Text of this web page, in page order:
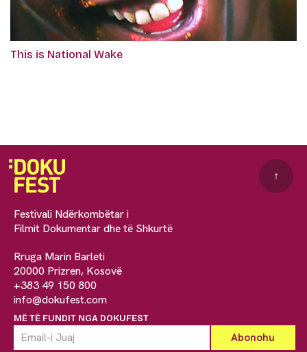
This is National Wake
Festivali Ndërkombëtar i
Filmit Dokumentar dhe të Shkurtë
Rruga Marin Barleti
20000 Prizren, Kosovë
+383 49 150 800
info@dokufest.com
MË TË FUNDIT NGA DOKUFEST
↑